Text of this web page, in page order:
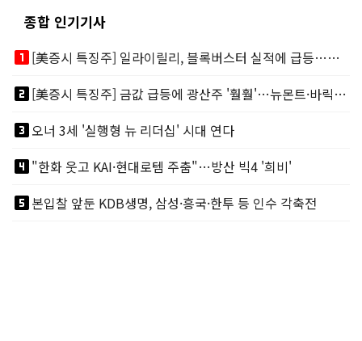
종합 인기기사
looks_one
[美증시 특징주] 일라이릴리, 블록버스터 실적에 급등…마운자로 매출 폭발
looks_two
[美증시 특징주] 금값 급등에 광산주 '훨훨'…뉴몬트·바릭마이닝 주도
looks_3오너 3세 '실행형 뉴 리더십' 시대 연다
looks_4"한화 웃고 KAI·현대로템 주춤"…방산 빅4 '희비'
looks_5본입찰 앞둔 KDB생명, 삼성·흥국·한투 등 인수 각축전